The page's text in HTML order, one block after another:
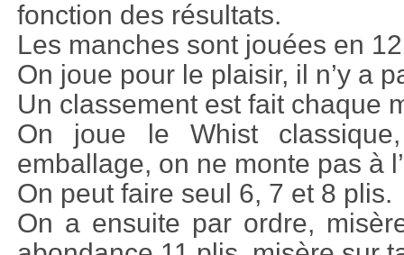
fonction des résultats.
Les manches sont jouées en
On joue pour le plaisir, il n’y a
Un classement est fait chaque
On joue le Whist
emballage, on ne monte pas à
On peut faire seul 6, 7 et 8 plis.
On a ensuite par ordre,